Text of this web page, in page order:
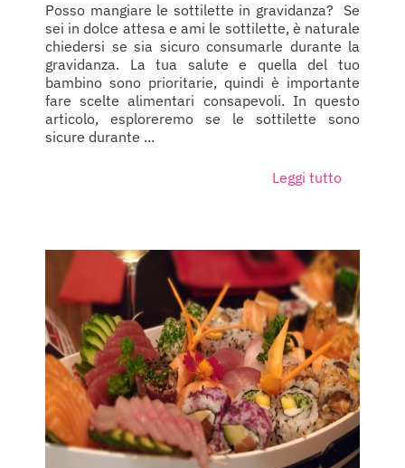
Posso mangiare le sottilette in gravidanza? Se
sei in dolce attesa e ami le sottilette, è naturale
chiedersi se sia sicuro consumarle durante la
gravidanza. La tua salute e quella del tuo
bambino sono prioritarie, quindi è importante
fare scelte alimentari consapevoli. In questo
articolo, esploreremo se le sottilette sono
sicure durante ...
Leggi tutto